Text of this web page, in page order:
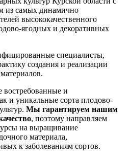
из самых динамично
высококачественного
ягодных и декоративных
специалисты,
создания и реализации
и
и уникальные сорта плодово-
Мы гарантируем нашим
, поэтому направляем
на выращивание
материала,
к заболеваниям сортов.